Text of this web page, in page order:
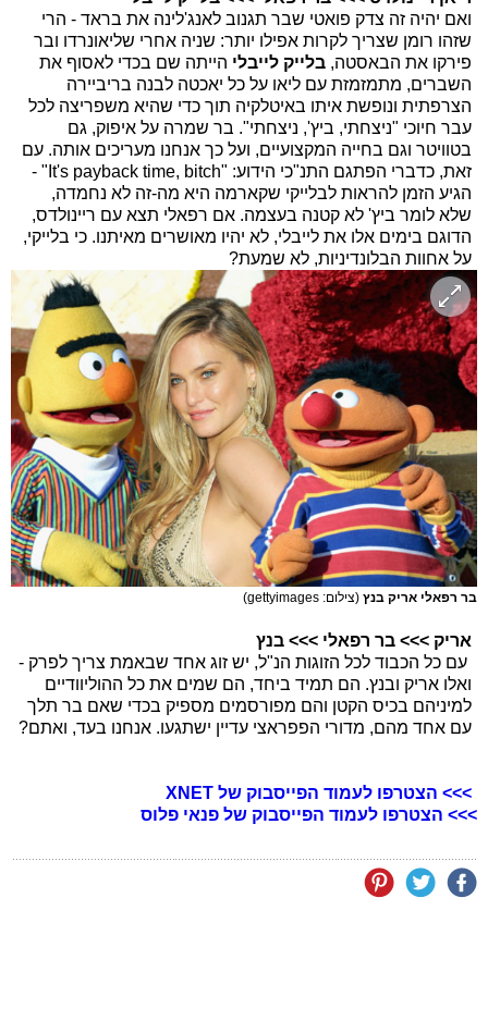
ואם יהיה זה צדק פואטי שבר תגנוב לאנג'לינה את בראד - הרי
שזהו רומן שצריך לקרות אפילו יותר: שניה אחרי שליאונרדו ובר
פירקו את הבאסטה, בלייק לייבלי הייתה שם בכדי לאסוף את
השברים, מתמזמזת עם ליאו על כל יאכטה לבנה בריביירה
הצרפתית ונופשת איתו באיטלקיה תוך כדי שהיא משפריצה לכל
עבר חיוכי "ניצחתי, ביץ', ניצחתי". בר שמרה על איפוק, גם
בטוויטר וגם בחייה המקצועיים, ועל כך אנחנו מעריכים אותה. עם
זאת, כדברי הפתגם התנ"כי הידוע: "It's payback time, bitch" -
הגיע הזמן להראות לבלייקי שקארמה היא מה-זה לא נחמדה,
שלא לומר ביץ' לא קטנה בעצמה. אם רפאלי תצא עם ריינולדס,
הדוגם בימים אלו את לייבלי, לא יהיו מאושרים מאיתנו. כי בלייקי,
על אחוות הבלונדיניות, לא שמעת?
בר רפאלי אריק בנץ (צילום: gettyimages)
אריק >>> בר רפאלי >>> בנץ
עם כל הכבוד לכל הזוגות הנ"ל, יש זוג אחד שבאמת צריך לפרק -
ואלו אריק ובנץ. הם תמיד ביחד, הם שמים את כל ההוליוודיים
למיניהם בכיס הקטן והם מפורסמים מספיק בכדי שאם בר תלך
עם אחד מהם, מדורי הפפראצי עדיין ישתגעו. אנחנו בעד, ואתם?
>>> הצטרפו לעמוד הפייסבוק של XNET
>>> הצטרפו לעמוד הפייסבוק של פנאי פלוס